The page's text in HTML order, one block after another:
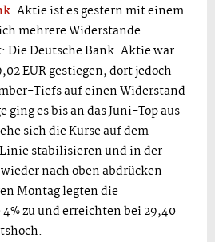
-Aktie ist es gestern mit einem
mehrere Widerstände
Die Deutsche Bank-Aktie war
EUR gestiegen, dort jedoch
Tiefs auf einen Widerstand
ging es bis an das Juni-Top aus
sich die Kurse auf dem
stabilisieren und in der
nach oben abdrücken
Montag legten die
zu und erreichten bei 29,40